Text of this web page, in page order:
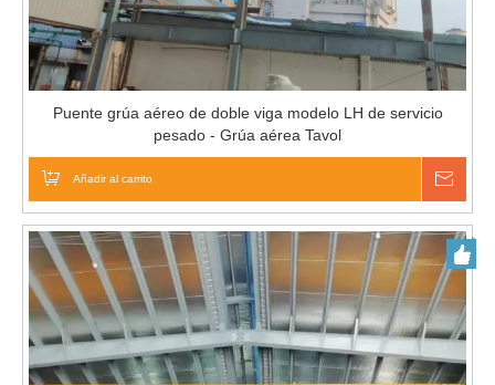
Puente grúa aéreo de doble viga modelo LH de servicio
pesado - Grúa aérea Tavol
Añadir al carrito